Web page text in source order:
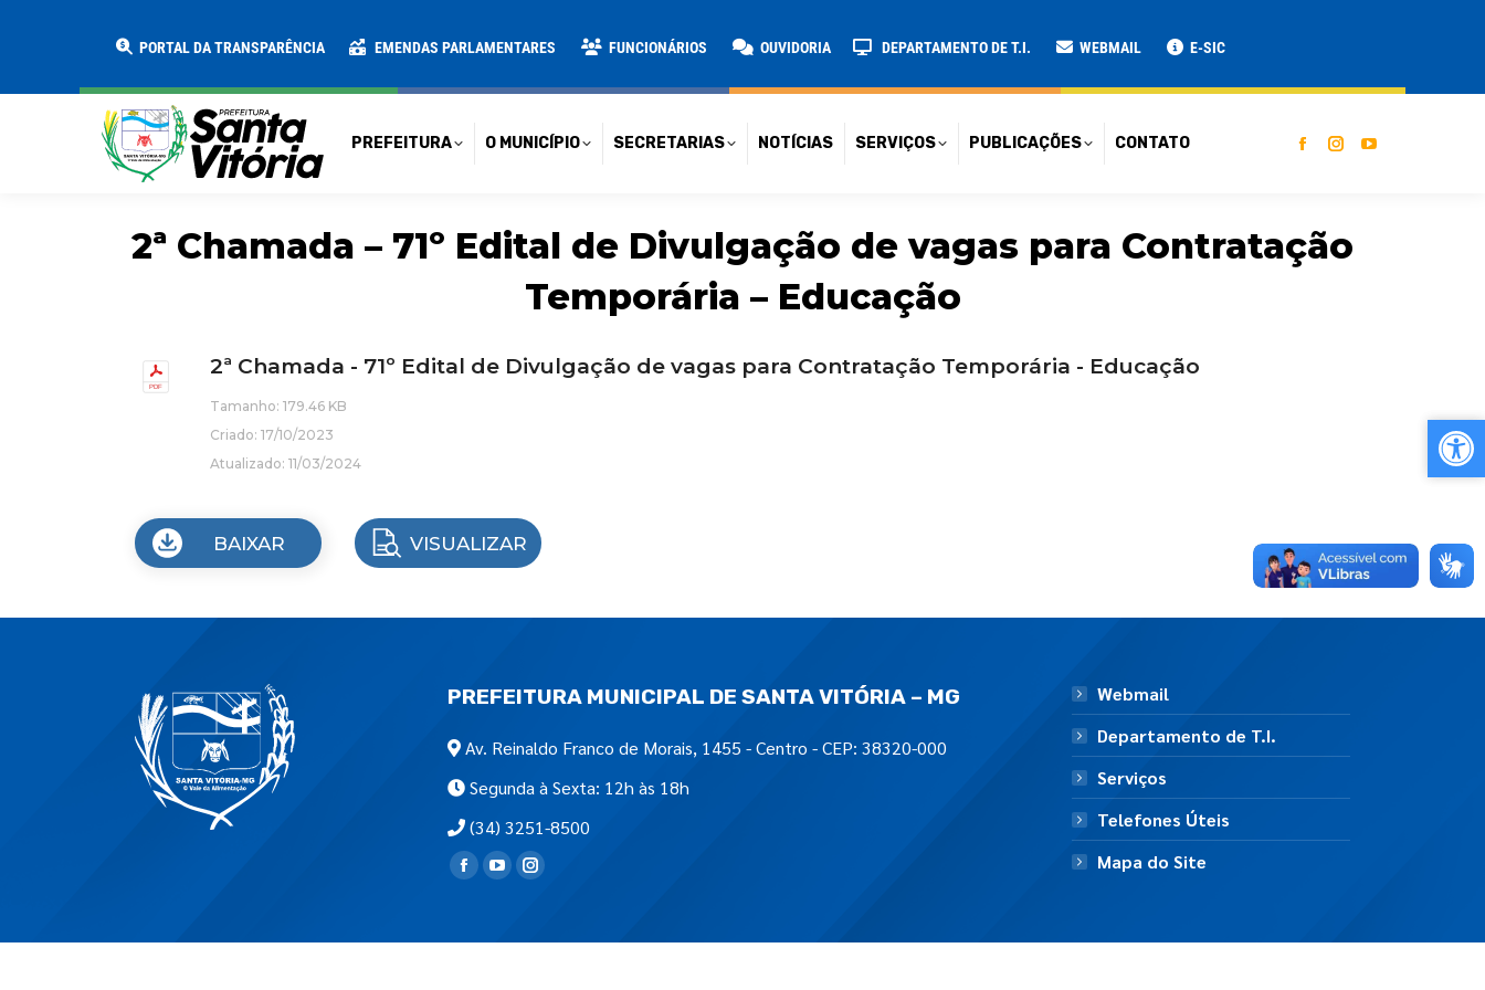
PORTAL DA TRANSPARÊNCIA EMENDAS PARLAMENTARES FUNCIONÁRIOS OUVIDORIA DEPARTAMENTO DE T.I. WEBMAIL E-SIC
PREFEITURA O MUNICÍPIO SECRETARIAS NOTÍCIAS SERVIÇOS PUBLICAÇÕES CONTATO
2ª Chamada – 71º Edital de Divulgação de vagas para Contratação
Temporária – Educação
2ª Chamada - 71º Edital de Divulgação de vagas para Contratação Temporária - Educação
Tamanho: 179.46 KB
Criado: 17/10/2023
Atualizado: 11/03/2024
BAIXAR VISUALIZAR
PREFEITURA MUNICIPAL DE SANTA VITÓRIA – MG
Av. Reinaldo Franco de Morais, 1455 - Centro - CEP: 38320-000
Segunda à Sexta: 12h às 18h
(34) 3251-8500
Encontre-nos em:
Webmail
Departamento de T.I.
Serviços
Telefones Úteis
Mapa do Site